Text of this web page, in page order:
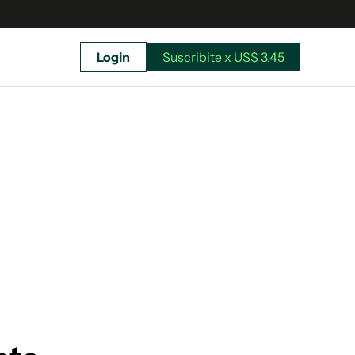
Login Suscribite x US$ 3,45